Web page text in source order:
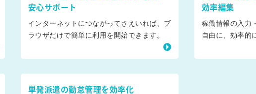
安心サポート
インターネットにつながってさえいれば、ブ
ラウザだけで簡単に利用を開始できます。
効率編集
稼働情報の入力
自由に、効率的
単発派遣の勤怠管理を効率化